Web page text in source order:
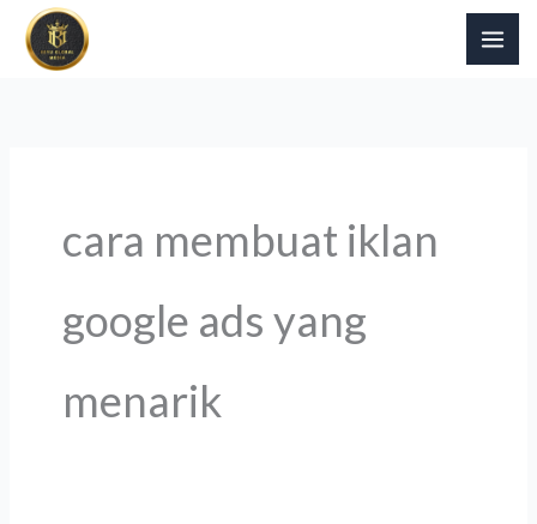
cara membuat iklan
google ads yang
menarik